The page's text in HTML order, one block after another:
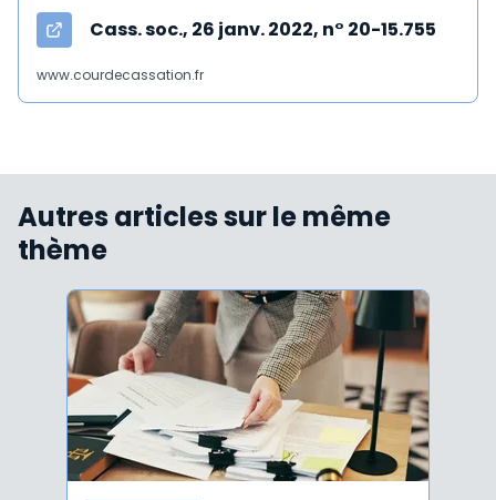
Cass. soc., 26 janv. 2022, n° 20-15.755
www.courdecassation.fr
Autres articles sur le même
thème